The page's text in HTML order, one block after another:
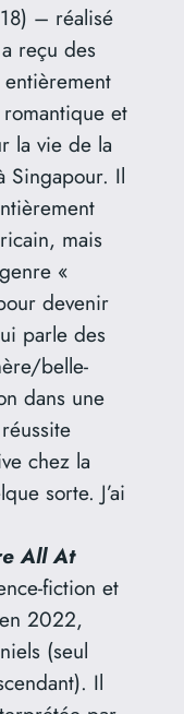
– réalisé
reçu des
et
la vie de la
Singapour. Il
mais
«
devenir
parle des
belle-
dans une
chez la
sorte. J’ai
All At
fiction et
2022,
(seul
Il